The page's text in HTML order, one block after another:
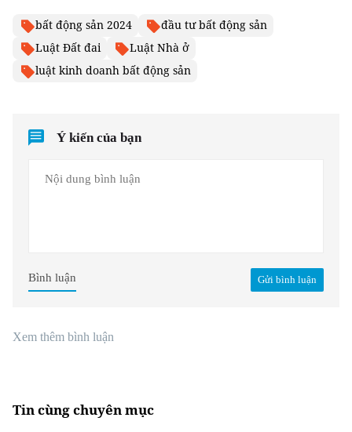
bất động sản 2024
đầu tư bất động sản
Luật Đất đai
Luật Nhà ở
luật kinh doanh bất động sản
Ý kiến của bạn
Gửi bình luận
Bình luận
Xem thêm bình luận
Tin cùng chuyên mục